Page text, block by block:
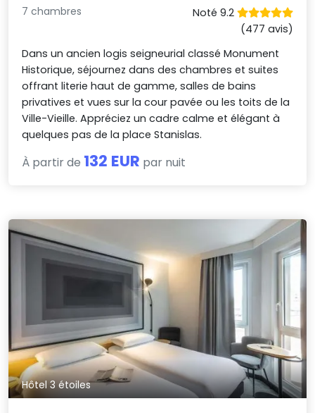
7 chambres
Noté 9.2
(477 avis)
Dans un ancien logis seigneurial classé Monument
Historique, séjournez dans des chambres et suites
offrant literie haut de gamme, salles de bains
privatives et vues sur la cour pavée ou les toits de la
Ville-Vieille. Appréciez un cadre calme et élégant à
quelques pas de la place Stanislas.
À partir de 132 EUR par nuit
Hôtel 3 étoiles